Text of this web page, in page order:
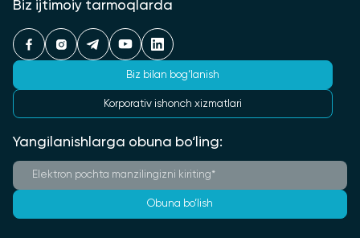
Biz ijtimoiy tarmoqlarda
Biz bilan bog‘lanish
Korporativ ishonch xizmatlari
Yangilanishlarga obuna bo‘ling:
Obuna bo‘lish